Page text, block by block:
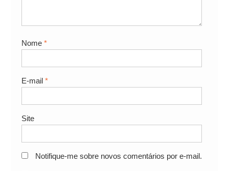
Nome *
E-mail *
Site
Notifique-me sobre novos comentários por e-mail.